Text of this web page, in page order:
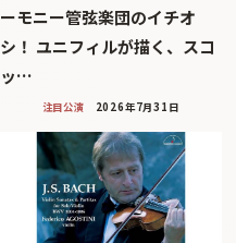
ーモニー管弦楽団のイチオ
シ！ ユニフィルが描く、スコ
ッ…
注目公演 2026年7月31日